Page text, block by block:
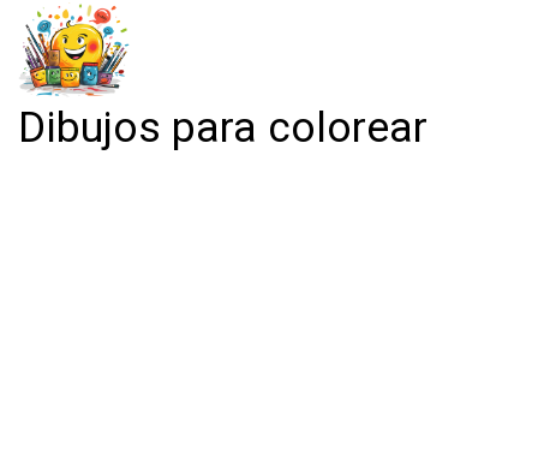
Dibujos para colorear